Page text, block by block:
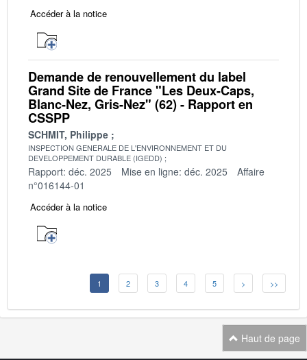
Accéder à la notice
Demande de renouvellement du label
Grand Site de France "Les Deux-Caps,
Blanc-Nez, Gris-Nez" (62) - Rapport en
CSSPP
SCHMIT, Philippe
INSPECTION GENERALE DE L'ENVIRONNEMENT ET DU
DEVELOPPEMENT DURABLE (IGEDD)
Rapport: déc. 2025 Mise en ligne: déc. 2025
Affaire
n°016144-01
Accéder à la notice
1 2 3 4 5 > >>
Haut de page